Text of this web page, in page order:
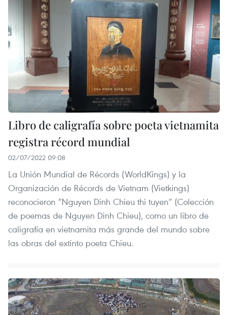
Libro de caligrafía sobre poeta vietnamita
registra récord mundial
02/07/2022 09:08
La Unión Mundial de Récords (WorldKings) y la
Organización de Récords de Vietnam (Vietkings)
reconocieron “Nguyen Dinh Chieu thi tuyen” (Colección
de poemas de Nguyen Dinh Chieu), como un libro de
caligrafía en vietnamita más grande del mundo sobre
las obras del extinto poeta Chieu.